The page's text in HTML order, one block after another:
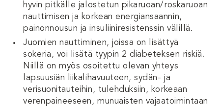
hyvin pitkälle jalostetun pikaruoan/roskaruoan
nauttimisen ja korkean energiansaannin,
painonnousun ja insuliiniresistenssin välillä.
Juomien nauttiminen, joissa on lisättyä
sokeria, voi lisätä tyypin 2 diabeteksen riskiä.
Niillä on myös osoitettu olevan yhteys
lapsuusiän liikalihavuuteen, sydän- ja
verisuonitauteihin, tulehduksiin, korkeaan
verenpaineeseen, munuaisten vajaatoimintaan